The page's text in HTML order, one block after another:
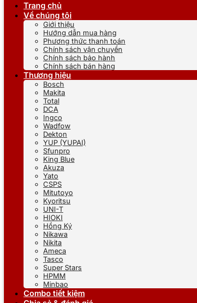
Trang chủ
Về chúng tôi
Giới thiệu
Hướng dẫn mua hàng
Phương thức thanh toán
Chính sách vận chuyển
Chính sách bảo hành
Chính sách bán hàng
Thương hiệu
Bosch
Makita
Total
DCA
Ingco
Wadfow
Dekton
YUP (YUPAI)
Sfunpro
King Blue
Akuza
Yato
CSPS
Mitutoyo
Kyoritsu
UNI-T
HIOKI
Hồng Ký
Nikawa
Nikita
Ameca
Tasco
Super Stars
HPMM
Minbao
Combo tiết kiệm